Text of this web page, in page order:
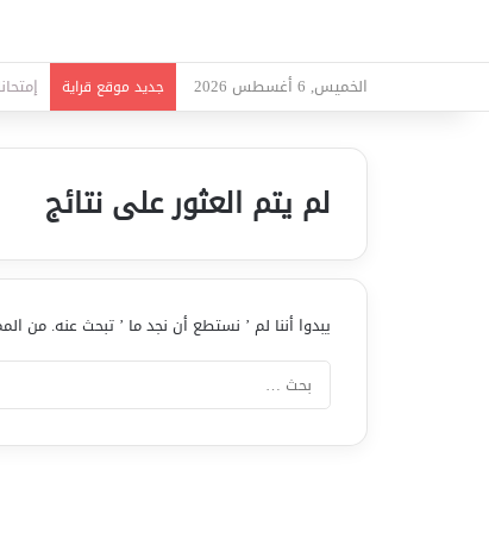
الخميس, 6 أغسطس 2026 جديد موقع قراية
لم يتم العثور على نتائج
يبدوا أننا لم ’ نستطع أن نجد ما ’ تبحث عنه. من